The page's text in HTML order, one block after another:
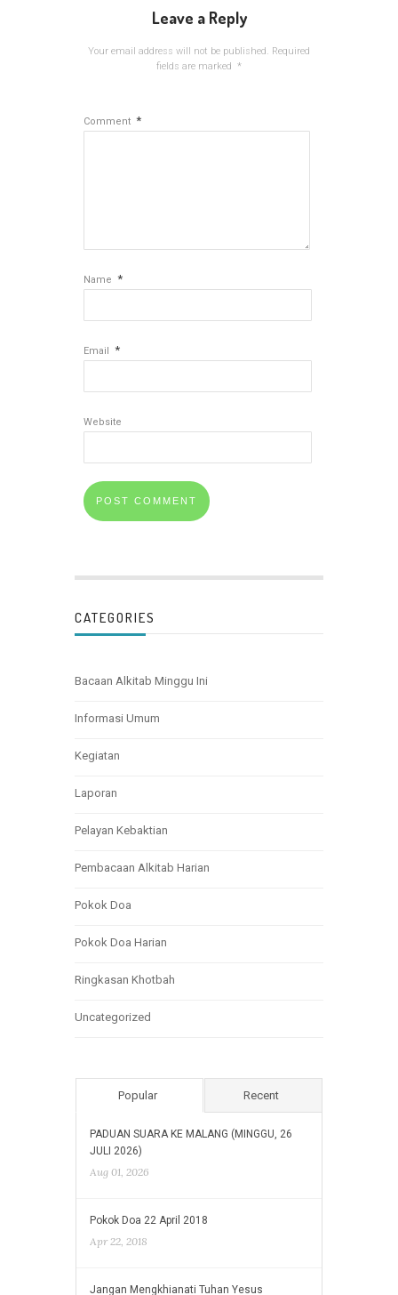
Leave a Reply
Your email address will not be published. Required
fields are marked *
Comment *
Name *
Email *
Website
CATEGORIES
Bacaan Alkitab Minggu Ini
Informasi Umum
Kegiatan
Laporan
Pelayan Kebaktian
Pembacaan Alkitab Harian
Pokok Doa
Pokok Doa Harian
Ringkasan Khotbah
Uncategorized
Popular Recent
PADUAN SUARA KE MALANG (MINGGU, 26
JULI 2026)
Aug 01, 2026
Pokok Doa 22 April 2018
Apr 22, 2018
Jangan Mengkhianati Tuhan Yesus